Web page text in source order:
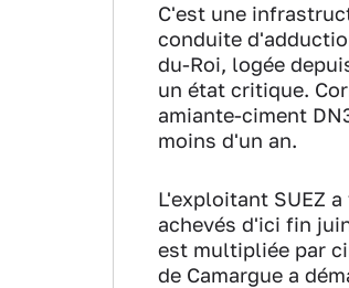
C'est une
conduite
du-Roi, logée
un état critique.
amiante-ciment
moins d'un an.
L'exploitant SUEZ
achevés d'ici fin
est multipliée par
de Camargue a